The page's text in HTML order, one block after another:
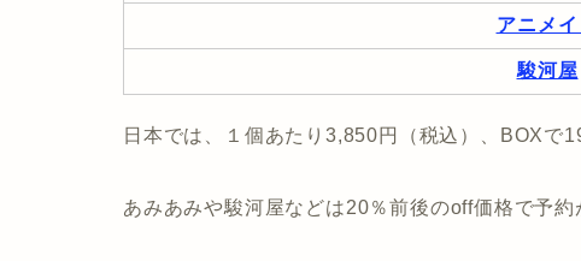
アニメイ
駿河屋
日本では、１個あたり3,850円（税込）、BOXで
あみあみや駿河屋などは20％前後のoff価格で予約